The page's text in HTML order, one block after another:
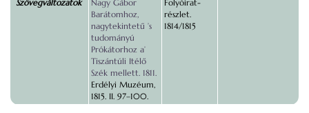
Szövegváltozatok
Nagy Gábor
Barátomhoz,
nagytekintetű ’s
tudományú
Prókátorhoz a’
Tiszántúli Itélő
Szék mellett. 1811.
Erdélyi Muzéum,
1815. II. 97–100.
Folyóirat-
részlet.
1814/1815